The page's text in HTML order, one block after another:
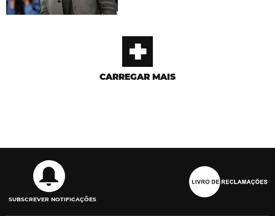
+
CARREGAR MAIS
SUBSCREVER NOTIFICAÇÕES